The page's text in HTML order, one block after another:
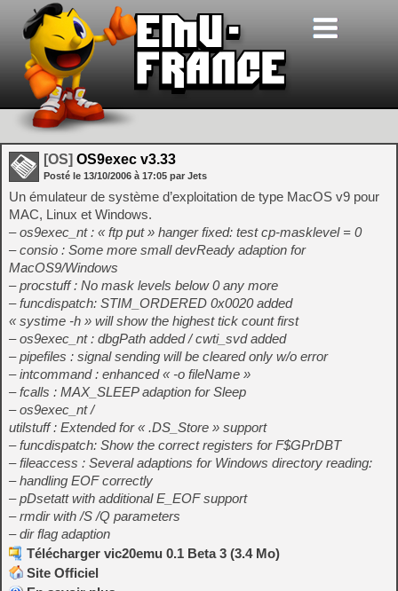
[OS] OS9exec v3.33
Posté le 13/10/2006 à 17:05 par Jets
Un émulateur de système d’exploitation de type MacOS v9 pour
MAC, Linux et Windows.
– os9exec_nt : « ftp put » hanger fixed: test cp-masklevel = 0
– consio : Some more small devReady adaption for
MacOS9/Windows
– procstuff : No mask levels below 0 any more
– funcdispatch: STIM_ORDERED 0x0020 added
« systime -h » will show the highest tick count first
– os9exec_nt : dbgPath added / cwti_svd added
– pipefiles : signal sending will be cleared only w/o error
– intcommand : enhanced « -o fileName »
– fcalls : MAX_SLEEP adaption for Sleep
– os9exec_nt /
utilstuff : Extended for « .DS_Store » support
– funcdispatch: Show the correct registers for F$GPrDBT
– fileaccess : Several adaptions for Windows directory reading:
– handling EOF correctly
– pDsetatt with additional E_EOF support
– rmdir with /S /Q parameters
– dir flag adaption
Télécharger vic20emu 0.1 Beta 3 (3.4 Mo)
Site Officiel